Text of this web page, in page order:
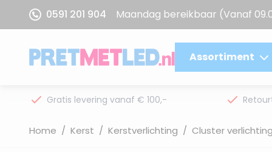
Ga naar de inhoud
0591 201 904 Maandag bereikbaar (Vanaf
Assortiment
Gratis levering vanaf € 100,-
Home / Kerst / Kerstverlichting / Cluster verlichting